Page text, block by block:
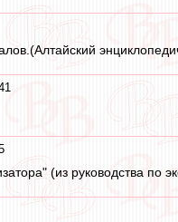
(из руководства по